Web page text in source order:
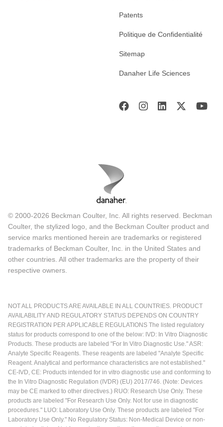
Patents
Politique de Confidentialité
Sitemap
Danaher Life Sciences
© 2000-2026 Beckman Coulter, Inc. All rights reserved. Beckman
Coulter, the stylized logo, and the Beckman Coulter product and
service marks mentioned herein are trademarks or registered
trademarks of Beckman Coulter, Inc. in the United States and
other countries. All other trademarks are the property of their
respective owners.
NOT ALL PRODUCTS ARE AVAILABLE IN ALL COUNTRIES. PRODUCT
AVAILABILITY AND REGULATORY STATUS DEPENDS ON COUNTRY
REGISTRATION PER APPLICABLE REGULATIONS The listed regulatory
status for products correspond to one of the below: IVD: In Vitro Diagnostic
Products. These products are labeled "For In Vitro Diagnostic Use." ASR:
Analyte Specific Reagents. These reagents are labeled "Analyte Specific
Reagent. Analytical and performance characteristics are not established."
CE-IVD, CE: Products intended for in vitro diagnostic use and conforming to
the In Vitro Diagnostic Regulation (IVDR) (EU) 2017/746. (Note: Devices
may be CE marked to other directives.) RUO: Research Use Only. These
products are labeled "For Research Use Only. Not for use in diagnostic
procedures." LUO: Laboratory Use Only. These products are labeled "For
Laboratory Use Only." No Regulatory Status: Non-Medical Device or non-